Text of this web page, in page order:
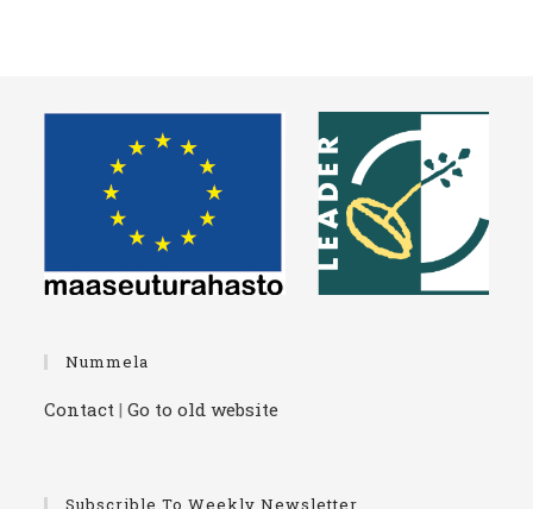
Nummela
Contact |Go to old website
Subscrible To Weekly Newsletter